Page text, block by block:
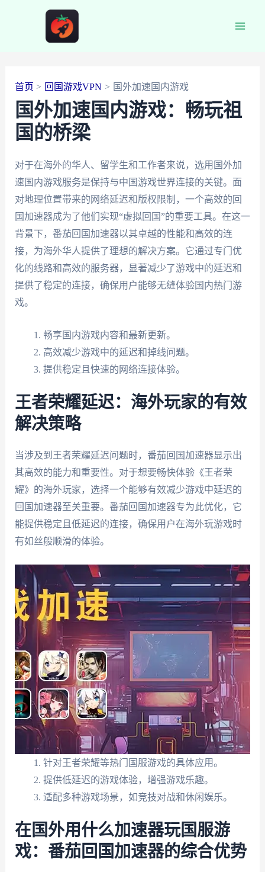
首页 回国游戏VPN 国外加速国内游戏
国外加速国内游戏：畅玩祖
国的桥梁
对于在海外的华人、留学生和工作者来说，选用国外加
速国内游戏服务是保持与中国游戏世界连接的关键。面
对地理位置带来的网络延迟和版权限制，一个高效的回
国加速器成为了他们实现“虚拟回国”的重要工具。在这一
背景下，番茄回国加速器以其卓越的性能和高效的连
接，为海外华人提供了理想的解决方案。它通过专门优
化的线路和高效的服务器，显著减少了游戏中的延迟和
提供了稳定的连接，确保用户能够无缝体验国内热门游
戏。
畅享国内游戏内容和最新更新。
高效减少游戏中的延迟和掉线问题。
提供稳定且快速的网络连接体验。
王者荣耀延迟：海外玩家的有效
解决策略
当涉及到王者荣耀延迟问题时，番茄回国加速器显示出
其高效的能力和重要性。对于想要畅快体验《王者荣
耀》的海外玩家，选择一个能够有效减少游戏中延迟的
回国加速器至关重要。番茄回国加速器专为此优化，它
能提供稳定且低延迟的连接，确保用户在海外玩游戏时
有如丝般顺滑的体验。
针对王者荣耀等热门国服游戏的具体应用。
提供低延迟的游戏体验，增强游戏乐趣。
适配多种游戏场景，如竞技对战和休闲娱乐。
在国外用什么加速器玩国服游
戏：番茄回国加速器的综合优势